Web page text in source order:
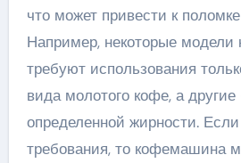
что может привести к
Например, некоторые
требуют использования
вида молотого кофе, а
определенной жирности.
требования, то кофемашина